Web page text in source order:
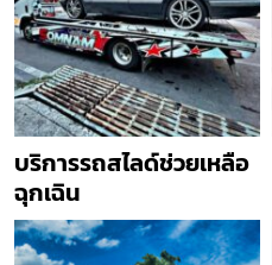
บริการรถสไลด์ช่วยเหลือ
ฉุกเฉิน